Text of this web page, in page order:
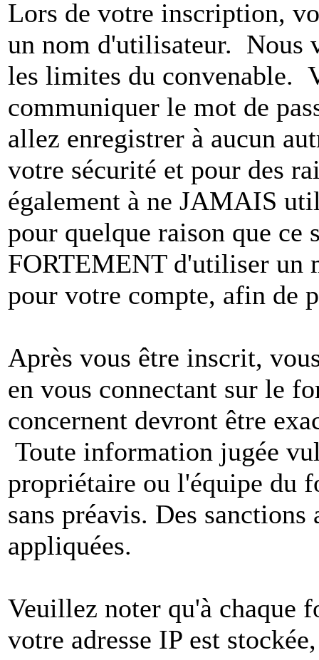
Lors de votre inscription,
un nom d'utilisateur. Nous
les limites du convenable.
communiquer le mot de
allez enregistrer à aucun
votre sécurité et pour des
également à ne JAMAIS
pour quelque raison que
FORTEMENT d'utiliser un
pour votre compte, afin de
Après vous être inscrit,
en vous connectant sur le
concernent devront être
Toute information jugée
propriétaire ou l'équipe du
sans préavis. Des
appliquées.
Veuillez noter qu'à chaque
votre adresse IP est